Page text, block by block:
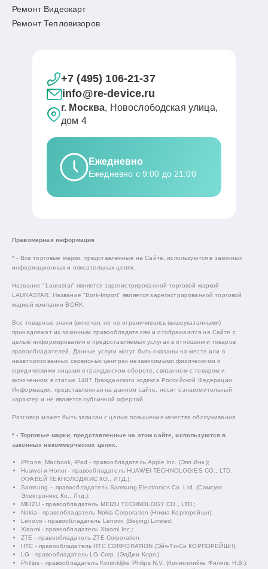
Ремонт Видеокарт
Ремонт Тепловизоров
+7 (495) 106-21-37
info@re-device.ru
г. Москва, Новослободская улица,
дом 4
Ежедневно
Ежедневно с 9:00 до 21:00
Правомерная информация
* - Все торговые марки, представленные на Сайте, используются в законных
информационных и описательных целях.
Название "Laurastar" является зарегистрированной торговой маркой
LAURASTAR. Название "Bork-Import" является зарегистрированной торговой
маркой компании BORK.
Все товарные знаки (включая, но не ограничиваясь вышеуказанными)
принадлежат их законным правообладателям и отображаются на Сайте с
целью информирования о предоставляемых услугах в отношении товаров
правообладателей. Данные услуги могут быть оказаны на месте или в
неавторизованных сервисных центрах независимыми физическими и
юридическими лицами в гражданском обороте, связанном с товаром и
включенном в статью 1487 Гражданского кодекса Российской Федерации.
Информация, представленная на данном сайте, носит ознакомительный
характер и не является публичной офертой.
Разговор может быть записан с целью повышения качества обслуживания.
* - Торговые марки, представленные на этом сайте, используются в
законных некоммерческих целях.
iPhone, Macbook, iPad - правообладатель Apple Inc. (Эпл Инк.);
Huawei и Honor - правообладатель HUAWEI TECHNOLOGIES CO., LTD.
(ХУАВЕЙ ТЕКНОЛОДЖИС КО., ЛТД.);
Samsung – правообладатель Samsung Electronics Co. Ltd. (Самсунг
Электроникс Ко., Лтд.);
MEIZU - правообладатель MEIZU TECHNOLOGY CO., LTD.;
Nokia - правообладатель Nokia Corporation (Нокиа Корпорейшн);
Lenovo - правообладатель Lenovo (Beijing) Limited;
Xiaomi - правообладатель Xiaomi Inc.;
ZTE - правообладатель ZTE Corporation;
HTC - правообладатель HTC CORPORATION (Эйч-Ти-Си КОРПОРЕЙШН);
LG - правообладатель LG Corp. (ЭлДжи Корп.);
Philips - правообладатель Koninklijke Philips N.V. (Конинклийке Филипс Н.В.);